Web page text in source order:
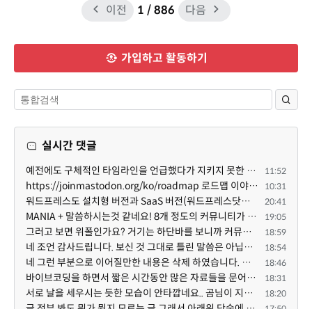
이전 1 / 886 다음
가입하고 활동하기
실시간 댓글
예전에도 구체적인 타임라인을 언급했다가 지키지 못한 것에 죄송한 마음이 있다 보니 (코어 개발/운영 자체... 11:52
https://joinmastodon.org/ko/roadmap 로드맵 이야기가 나온김에 적자면 공홈에 대략적인 로드맵이 공개되어... 10:31
워드프레스도 설치형 버전과 SaaS 버전(워드프레스닷컴)은 다른 점이 많습니다. SaaS로 제공한다면 GPL 라이... 20:41
MANIA + 말씀하시는것 같네요! 8개 정도의 커뮤니티가 저 MANIA+ 기반으로 구축된거로 알고 있습니다. SaaS ... 19:05
그러고 보면 위폴인가요? 거기는 하단바를 보니까 커뮤니티 빌딩 SaaS 솔루션을 사용하고 있는거 같더라고요... 18:59
네 조언 감사드립니다. 보신 것 그대로 틀린 말씀은 아닙니다. 다만, 배포한 것에 대해 흥미가 떨어져서 뒷... 18:54
네 그런 부분으로 이어질만한 내용은 삭제 하였습니다. 불편을 드려 죄송합니다. 저희는 비즈니스 완성할 수... 18:46
바이브코딩을 하면서 짧은 시간동안 많은 자료들을 문어발식 확장하면서 이미 배포한것에대한 흥미가 떨어지... 18:31
서로 날을 세우시는 듯한 모습이 안타깝네요.. 곰님이 지금까지 이끌어주셨던것처럼 안정적인 코어도 필요하... 18:20